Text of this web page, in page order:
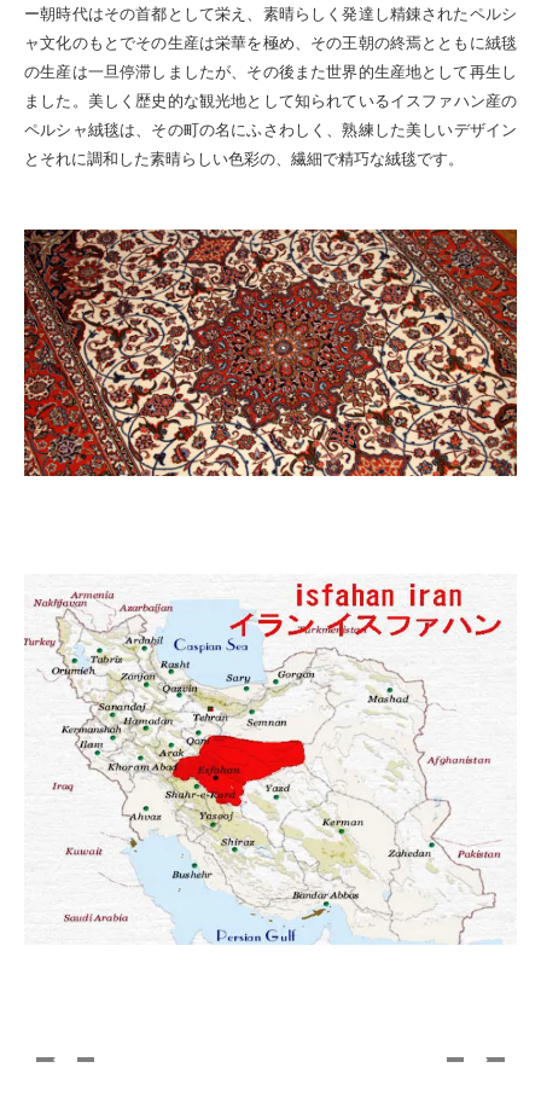
ー朝時代はその首都として栄え、素晴らしく発達し精錬されたペルシ
ャ文化のもとでその生産は栄華を極め、その王朝の終焉とともに絨毯
の生産は一旦停滞しましたが、その後また世界的生産地として再生し
ました。 美し く歴史的な観光地として知られて いるイスファハン産の
ペルシャ絨毯は、 その町の名にふさわしく、熟練した美しいデザイン
とそれに調和した素晴らしい色彩の、繊細で精巧な絨毯です。